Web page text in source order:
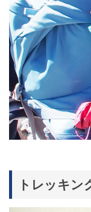
トレッキン